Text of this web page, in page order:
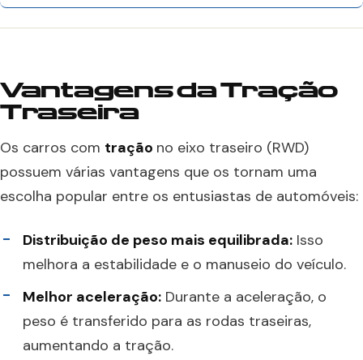
Vantagens da Tração
Traseira
Os carros com tração no eixo traseiro (RWD)
possuem várias vantagens que os tornam uma
escolha popular entre os entusiastas de automóveis:
Distribuição de peso mais equilibrada: Isso
melhora a estabilidade e o manuseio do veículo.
Melhor aceleração: Durante a aceleração, o
peso é transferido para as rodas traseiras,
aumentando a tração.